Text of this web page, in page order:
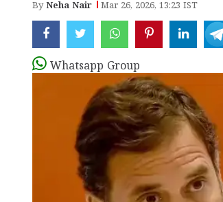
ByNeha Nair Mar 26, 2026, 13:23 IST
Whatsapp Group